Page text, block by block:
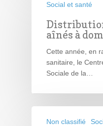
Social et santé
aînés à
Cette année, en
sanitaire, le
Sociale de la…
Non classifié